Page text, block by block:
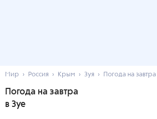
Мир Россия Крым Зуя Погода на завтра
Погода на завтра
в Зуе